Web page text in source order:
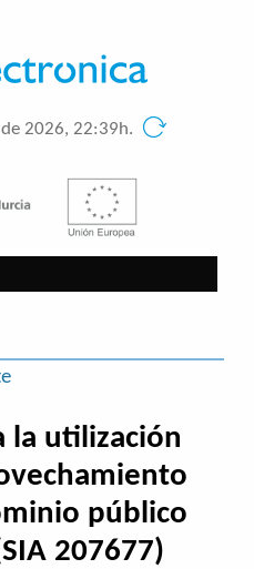
2026, 22:39h.
la utilización
público
207677)